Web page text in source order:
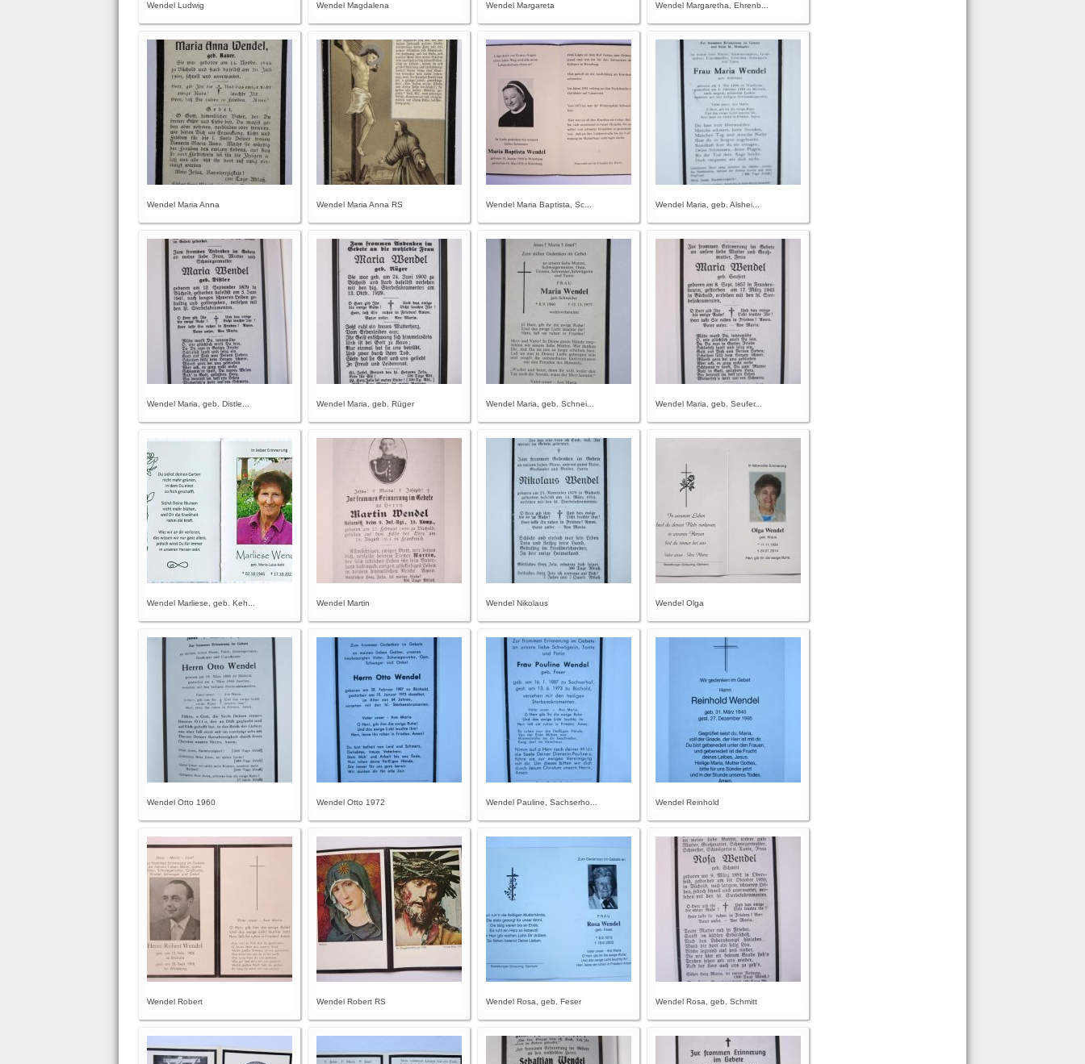
Wendel Ludwig Wendel Magdalena Wendel Margareta Wendel Margaretha, Ehrenb...
Wendel Maria Anna Wendel Maria Anna RS Wendel Maria Baptista, Sc... Wendel Maria, geb. Alshei...
Wendel Maria, geb. Distle... Wendel Maria, geb. Rüger Wendel Maria, geb. Schnei... Wendel Maria, geb. Seufer...
Wendel Marliese, geb. Keh... Wendel Martin Wendel Nikolaus Wendel Olga
Wendel Otto 1960 Wendel Otto 1972 Wendel Pauline, Sachserho... Wendel Reinhold
Wendel Robert Wendel Robert RS Wendel Rosa, geb. Feser Wendel Rosa, geb. Schmitt